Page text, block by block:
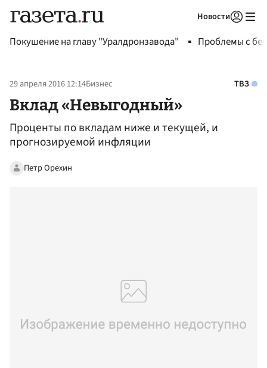
Новости
Покушение на главу "Уралдронзавода" Проблемы с
29 апреля 2016 12:14Бизнес ТВЗ
Вклад «Невыгодный»
Проценты по вкладам ниже и текущей, и
прогнозируемой инфляции
Петр Орехин